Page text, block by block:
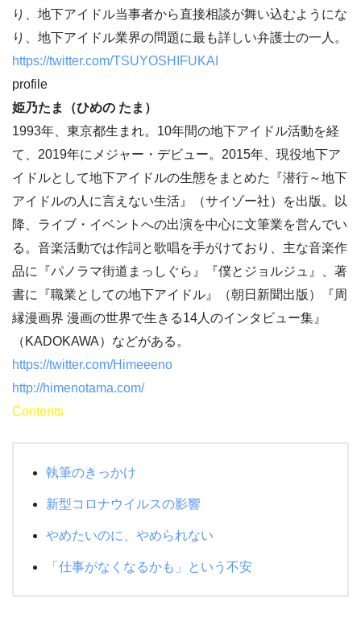
り、地下アイドル当事者から直接相談が舞い込むようにな
り、地下アイドル業界の問題に最も詳しい弁護士の一人。
https://twitter.com/TSUYOSHIFUKAI
profile
姫乃たま（ひめの たま）
1993年、東京都生まれ。10年間の地下アイドル活動を経
て、2019年にメジャー・デビュー。2015年、現役地下ア
イドルとして地下アイドルの生態をまとめた『潜行～地下
アイドルの人に言えない生活』（サイゾー社）を出版。以
降、ライブ・イベントへの出演を中心に文筆業を営んでい
る。音楽活動では作詞と歌唱を手がけており、主な音楽作
品に『パノラマ街道まっしぐら』『僕とジョルジュ』、著
書に『職業としての地下アイドル』（朝日新聞出版）『周
縁漫画界 漫画の世界で生きる14人のインタビュー集』
（KADOKAWA）などがある。
https://twitter.com/Himeeeno
http://himenotama.com/
Contents
執筆のきっかけ
新型コロナウイルスの影響
やめたいのに、やめられない
「仕事がなくなるかも」という不安